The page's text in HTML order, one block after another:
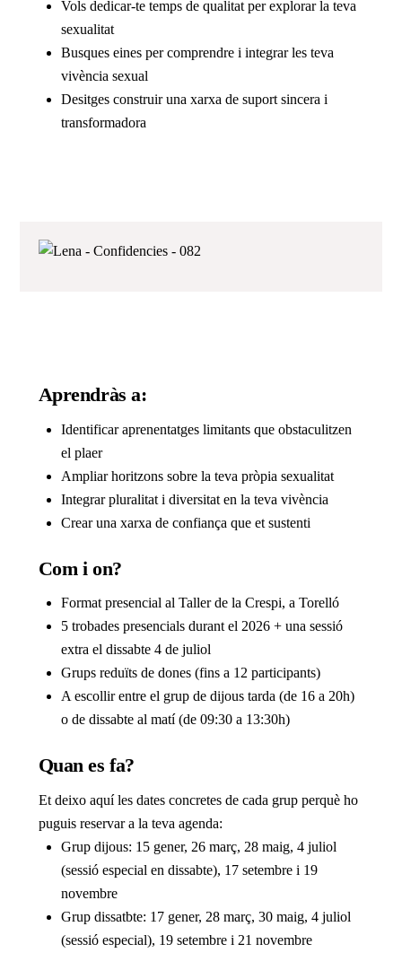
Vols dedicar-te temps de qualitat per explorar la teva
sexualitat
Busques eines per comprendre i integrar les teva
vivència sexual
Desitges construir una xarxa de suport sincera i
transformadora
Aprendràs a:
Identificar aprenentatges limitants que obstaculitzen
el plaer
Ampliar horitzons sobre la teva pròpia sexualitat
Integrar pluralitat i diversitat en la teva vivència
Crear una xarxa de confiança que et sustenti
Com i on?
Format presencial al Taller de la Crespi, a Torelló
5 trobades presencials durant el 2026 + una sessió
extra el dissabte 4 de juliol
Grups reduïts de dones (fins a 12 participants)
A escollir entre el grup de dijous tarda (de 16 a 20h)
o de dissabte al matí (de 09:30 a 13:30h)
Quan es fa?
Et deixo aquí les dates concretes de cada grup perquè ho
puguis reservar a la teva agenda:
Grup dijous: 15 gener, 26 març, 28 maig, 4 juliol
(sessió especial en dissabte), 17 setembre i 19
novembre
Grup dissatbte: 17 gener, 28 març, 30 maig, 4 juliol
(sessió especial), 19 setembre i 21 novembre